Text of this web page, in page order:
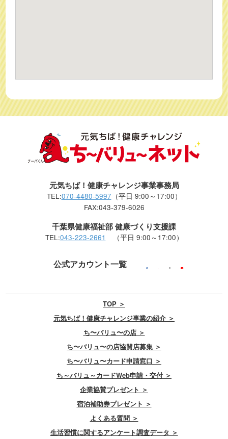
元気ちば！健康チャレンジ事業事務局
TEL:070-4480-5997 （平日 9:00～17:00）
FAX:043-379-6026
千葉県健康福祉部 健康づくり支援課
TEL:043-223-2661 （平日 9:00～17:00）
公式アカウント一覧
TOP ＞
元気ちば！健康チャレンジ事業の紹介 ＞
ち〜バリュ〜の店 ＞
ち〜バリュ〜の店協賛店募集 ＞
ち〜バリュ〜カード申請窓口 ＞
ち～バリュ～カードWeb申請・交付 ＞
企業協賛プレゼント ＞
宿泊補助券プレゼント ＞
よくある質問 ＞
生活習慣に関するアンケート調査データ ＞